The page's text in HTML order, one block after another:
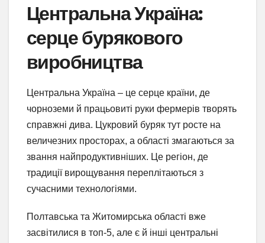
Центральна Україна:
серце бурякового
виробництва
Центральна Україна – це серце країни, де
чорноземи й працьовиті руки фермерів творять
справжні дива. Цукровий буряк тут росте на
величезних просторах, а області змагаються за
звання найпродуктивніших. Це регіон, де
традиції вирощування переплітаються з
сучасними технологіями.
Полтавська та Житомирська області вже
засвітилися в топ-5, але є й інші центральні